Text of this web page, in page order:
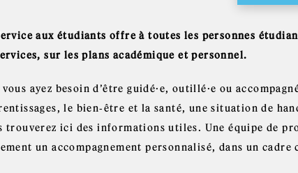
aux étudiants offre à toutes les personnes
sur les plans académique et personnel.
vous ayez besoin d’être guidé·e, outillé·e ou
le bien‑être et la santé, une situation de
trouverez ici des informations utiles. Une équipe de
un accompagnement personnalisé, dans un